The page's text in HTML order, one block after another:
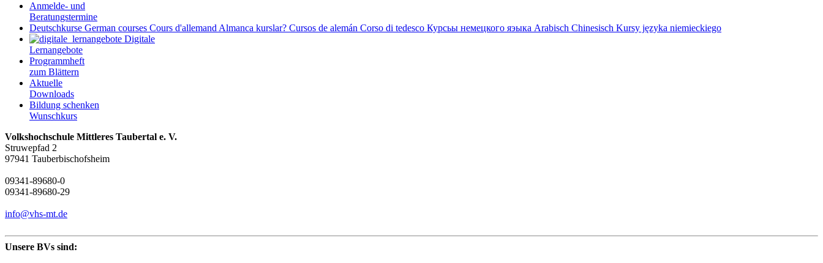
Anmelde- und
Beratungstermine
Deutschkurse German courses Cours d'allemandAlmanca kurslar? Cursos de alemán Corso di tedesco Курсьы немецкого яэыка Arabisch Chinesisch Kursy języka niemieckiego
Digitale
Lernangebote
Programmheft
zum Blättern
Aktuelle
Downloads
Bildung schenken
Wunschkurs
Volkshochschule Mittleres Taubertal e. V.
Struwepfad 2
97941 Tauberbischofsheim
09341-89680-0
09341-89680-29
info@vhs-mt.de
Unsere BVs sind: